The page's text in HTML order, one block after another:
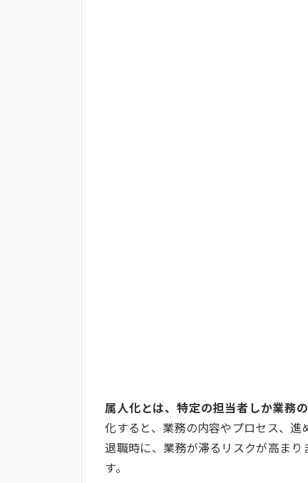
属人化とは、特定の担当者しか業務
化すると、業務の内容やプロセス、
退職時に、業務が滞るリスクが高ま
す。